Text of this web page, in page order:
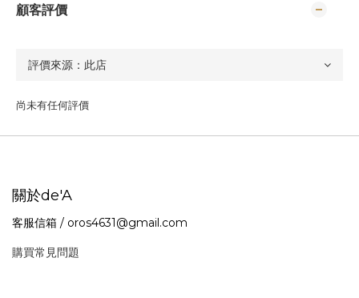
顧客評價
尚未有任何評價
關於de'A
客服信箱 / oros4631@gmail.com
購買常見問題